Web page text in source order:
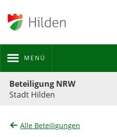
MENÜ
Beteiligung NRW
Stadt Hilden
Alle Beteiligungen